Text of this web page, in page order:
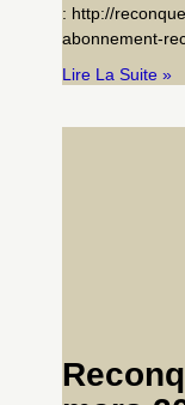
: http://
abonnement-
Lire La Suite »